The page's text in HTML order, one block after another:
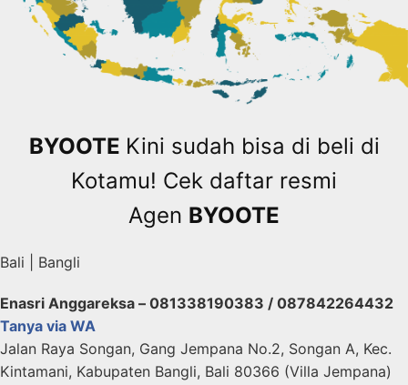
BYOOTE Kini sudah bisa di beli di
Kotamu! Cek daftar resmi
Agen BYOOTE
Bali | Bangli
Enasri Anggareksa – 081338190383 / 087842264432
Tanya via WA
Jalan Raya Songan, Gang Jempana No.2, Songan A, Kec.
Kintamani, Kabupaten Bangli, Bali 80366 (Villa Jempana)